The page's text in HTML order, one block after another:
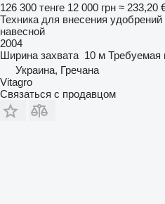
126 300 тенге 12 000 грн ≈ 233,20
Техника для внесения
навесной
2004
Ширина захвата 10 м Требуемая
Украина, Гречана
Vitagro
Связаться с продавцом